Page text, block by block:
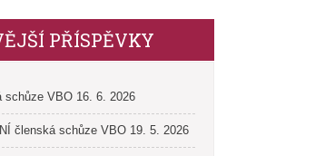
PŘÍSPĚVKY
schůze VBO 16. 6. 2026
členská schůze VBO 19. 5. 2026